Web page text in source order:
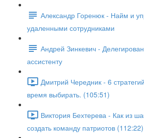
Александр Горенюк - Найм и
удаленными сотрудниками
Андрей Зинкевич -
ассистенту
Дмитрий Чередник - 6
время выбирать. (105:51)
Виктория Бехтерева - Как из
создать команду патриотов (112:22)